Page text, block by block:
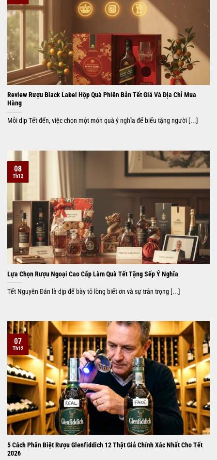
Review Rượu Black Label Hộp Quà Phiên Bản Tết Giá Và Địa Chỉ Mua
Hàng
Mỗi dịp Tết đến, việc chọn một món quà ý nghĩa để biếu tặng người [...]
Lựa Chọn Rượu Ngoại Cao Cấp Làm Quà Tết Tặng Sếp Ý Nghĩa
Tết Nguyên Đán là dịp để bày tỏ lòng biết ơn và sự trân trọng [...]
08
Th12
5 Cách Phân Biệt Rượu Glenfiddich 12 Thật Giả Chính Xác Nhất Cho Tết
2026
07
Th12